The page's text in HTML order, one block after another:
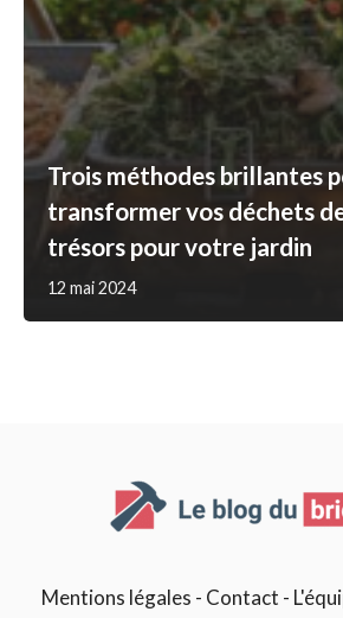
Trois méthodes brillantes
transformer vos déchets
trésors pour votre jardin
12 mai 2024
Mentions légales - Contact -